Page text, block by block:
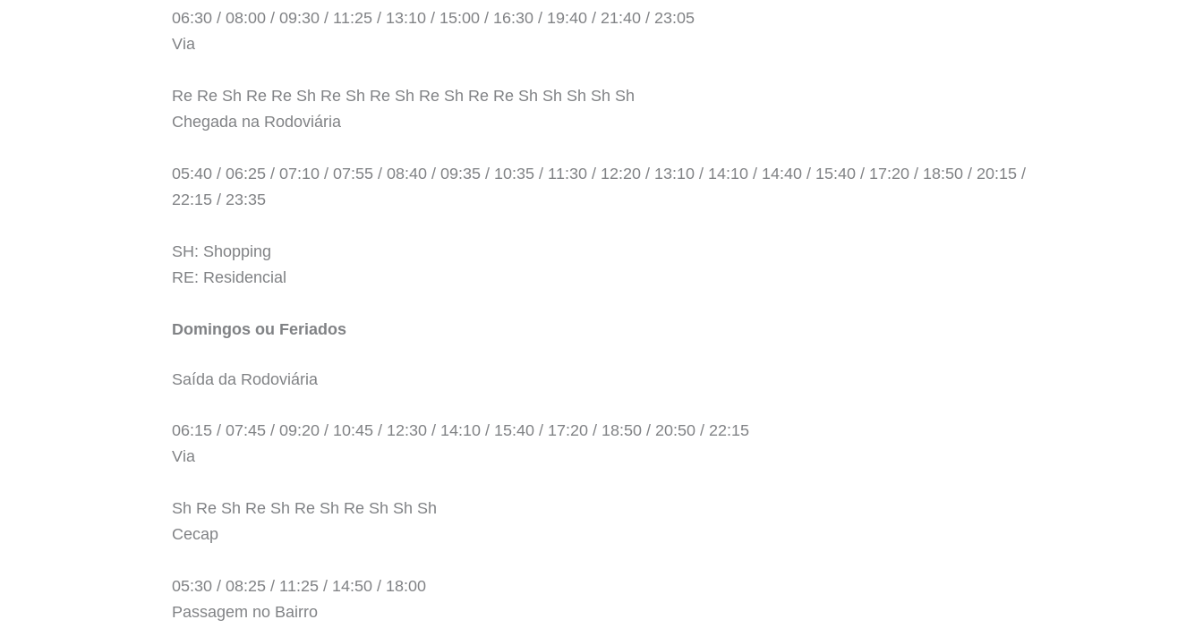
06:30 / 08:00 / 09:30 / 11:25 / 13:10 / 15:00 / 16:30 / 19:40 / 21:40 / 23:05
Via
Re Re Sh Re Re Sh Re Sh Re Sh Re Sh Re Re Sh Sh Sh Sh Sh
Chegada na Rodoviária
05:40 / 06:25 / 07:10 / 07:55 / 08:40 / 09:35 / 10:35 / 11:30 / 12:20 / 13:10 / 14:10 / 14:40 / 15:40 / 17:20 / 18:50 / 20:15 /
22:15 / 23:35
SH: Shopping
RE: Residencial
Domingos ou Feriados
Saída da Rodoviária
06:15 / 07:45 / 09:20 / 10:45 / 12:30 / 14:10 / 15:40 / 17:20 / 18:50 / 20:50 / 22:15
Via
Sh Re Sh Re Sh Re Sh Re Sh Sh Sh
Cecap
05:30 / 08:25 / 11:25 / 14:50 / 18:00
Passagem no Bairro